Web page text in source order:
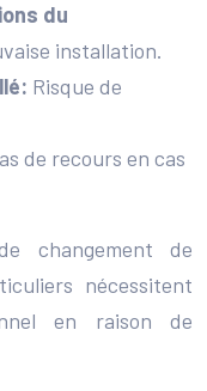
du
installation.
Risque de
de recours en cas
changement de
nécessitent
en raison de